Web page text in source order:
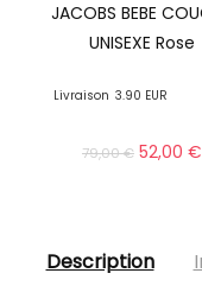
JACOBS BEBE
UNISEXE Rose
Livraison 3.90 EUR
79,00€ 52,00 €
Description